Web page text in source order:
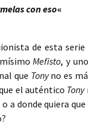
con eso«
de esta serie
Mefisto, y
que Tonyno es
el auténtico Tony
donde quiera que